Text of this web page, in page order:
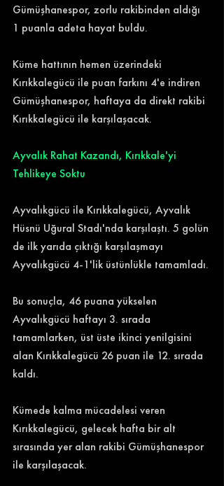
Gümüşhanespor, zorlu rakibinden aldığı
1 puanla adeta hayat buldu.
Küme hattının hemen üzerindeki
Kırıkkalegücü ile puan farkını 4'e indiren
Gümüşhanespor, haftaya da direkt rakibi
Kırıkkalegücü ile karşılaşacak.
Ayvalık Rahat Kazandı, Kırıkkale'yi
Tehlikeye Soktu
Ayvalıkgücü ile Kırıkkalegücü, Ayvalık
Hüsnü Uğural Stadı'nda karşılaştı. 5 golün
de ilk yarıda çıktığı karşılaşmayı
Ayvalıkgücü 4-1'lik üstünlükle tamamladı.
Bu sonuçla, 46 puana yükselen
Ayvalıkgücü haftayı 3. sırada
tamamlarken, üst üste ikinci yenilgisini
alan Kırıkkalegücü 26 puan ile 12. sırada
kaldı.
Kümede kalma mücadelesi veren
Kırıkkalegücü, gelecek hafta bir alt
sırasında yer alan rakibi Gümüşhanespor
ile karşılaşacak.